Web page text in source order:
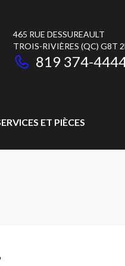
465 RUE DESSUREAULT
TROIS-RIVIÈRES (QC) G8T
819 374-
ET PIÈCES